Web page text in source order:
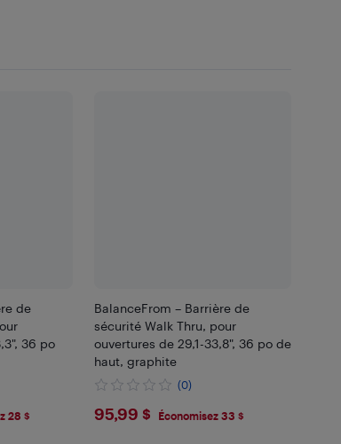
de
36 po
28 $
BalanceFrom – Barrière de
sécurité Walk Thru, pour
ouvertures de 29,1-33,8", 36 po de
haut, graphite
(0)
$95.99
95,99 $ Économisez 33 $